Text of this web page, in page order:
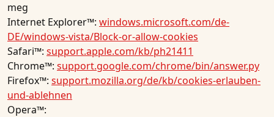
meg
Internet Explorer™: windows.microsoft.com/de-
DE/windows-vista/Block-or-allow-cookies
Safari™: support.apple.com/kb/ph21411
Chrome™: support.google.com/chrome/bin/answer.py
Firefox™: support.mozilla.org/de/kb/cookies-erlauben-
und-ablehnen
Opera™: